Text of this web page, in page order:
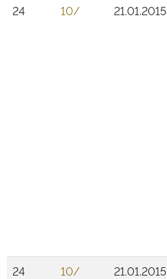
24
10/ 21.01.2015
24
10/ 21.01.2015